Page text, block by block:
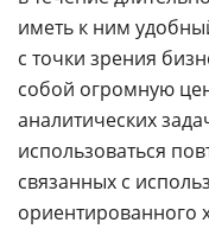
иметь к ним
с точки зрения
собой огромную
аналитических
использоваться
связанных с
ориентированного